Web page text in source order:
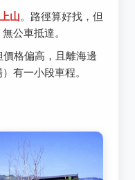
山。路徑算好找，但
公車抵達。
價格偏高，且離海邊
有一小段車程。